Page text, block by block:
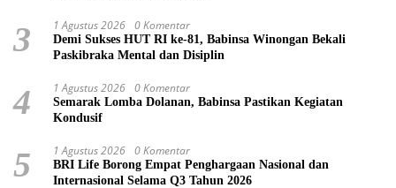
3 1 Agustus 2026 0 Komentar
Demi Sukses HUT RI ke-81, Babinsa Winongan Bekali
Paskibraka Mental dan Disiplin
4 1 Agustus 2026 0 Komentar
Semarak Lomba Dolanan, Babinsa Pastikan Kegiatan
Kondusif
5 1 Agustus 2026 0 Komentar
BRI Life Borong Empat Penghargaan Nasional dan
Internasional Selama Q3 Tahun 2026